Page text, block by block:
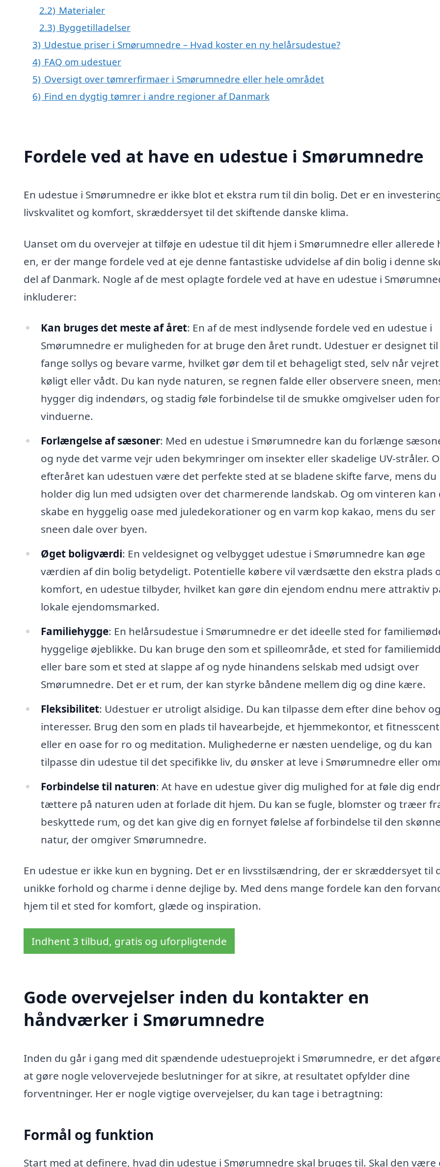
2.2) Materialer
2.3) Byggetilladelser
3) Udestue priser i Smørumnedre – Hvad koster en ny helårsudestue?
4) FAQ om udestuer
5) Oversigt over tømrerfirmaer i Smørumnedre eller hele området
6) Find en dygtig tømrer i andre regioner af Danmark
Fordele ved at have en udestue i Smørumnedre
En udestue i Smørumnedre er ikke blot et ekstra rum til din bolig. Det er en
livskvalitet og komfort, skræddersyet til det skiftende danske klima.
Uanset om du overvejer at tilføje en udestue til dit hjem i Smørumnedre eller allerede
en, er der mange fordele ved at eje denne fantastiske udvidelse af din bolig i denne
del af Danmark. Nogle af de mest oplagte fordele ved at have en udestue i
inkluderer:
Kan bruges det meste af året: En af de mest indlysende fordele ved en udestue i
Smørumnedre er muligheden for at bruge den året rundt. Udestuer er designet
fange sollys og bevare varme, hvilket gør dem til et behageligt sted, selv når
køligt eller vådt. Du kan nyde naturen, se regnen falde eller observere sneen,
hygger dig indendørs, og stadig føle forbindelse til de smukke omgivelser uden for
vinduerne.
Forlængelse af sæsoner: Med en udestue i Smørumnedre kan du forlænge
og nyde det varme vejr uden bekymringer om insekter eller skadelige UV-stråler.
efteråret kan udestuen være det perfekte sted at se bladene skifte farve, mens du
holder dig lun med udsigten over det charmerende landskab. Og om vinteren kan
skabe en hyggelig oase med juledekorationer og en varm kop kakao, mens du ser
sneen dale over byen.
Øget boligværdi: En veldesignet og velbygget udestue i Smørumnedre kan øge
værdien af din bolig betydeligt. Potentielle købere vil værdsætte den ekstra plads
komfort, en udestue tilbyder, hvilket kan gøre din ejendom endnu mere attraktiv
lokale ejendomsmarked.
Familiehygge: En helårsudestue i Smørumnedre er det ideelle sted for
hyggelige øjeblikke. Du kan bruge den som et spilleområde, et sted for
eller bare som et sted at slappe af og nyde hinandens selskab med udsigt over
Smørumnedre. Det er et rum, der kan styrke båndene mellem dig og dine kære.
Fleksibilitet: Udestuer er utroligt alsidige. Du kan tilpasse dem efter dine behov og
interesser. Brug den som en plads til havearbejde, et hjemmekontor, et
eller en oase for ro og meditation. Mulighederne er næsten uendelige, og du kan
tilpasse din udestue til det specifikke liv, du ønsker at leve i Smørumnedre eller
Forbindelse til naturen: At have en udestue giver dig mulighed for at føle dig
tættere på naturen uden at forlade dit hjem. Du kan se fugle, blomster og træer
beskyttede rum, og det kan give dig en fornyet følelse af forbindelse til den skønne
natur, der omgiver Smørumnedre.
En udestue er ikke kun en bygning. Det er en livsstilsændring, der er skræddersyet til
unikke forhold og charme i denne dejlige by. Med dens mange fordele kan den
hjem til et sted for komfort, glæde og inspiration.
Indhent 3 tilbud, gratis og uforpligtende
Gode overvejelser inden du kontakter en
håndværker i Smørumnedre
Inden du går i gang med dit spændende udestueprojekt i Smørumnedre, er det
at gøre nogle velovervejede beslutninger for at sikre, at resultatet opfylder dine
forventninger. Her er nogle vigtige overvejelser, du kan tage i betragtning:
Formål og funktion
Start med at definere, hvad din udestue i Smørumnedre skal bruges til. Skal den være